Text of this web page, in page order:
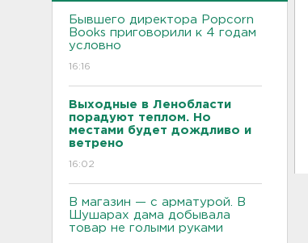
Бывшего директора Popcorn
Books приговорили к 4 годам
условно
16:16
Выходные в Ленобласти
порадуют теплом. Но
местами будет дождливо и
ветрено
16:02
В магазин — с арматурой. В
Шушарах дама добывала
товар не голыми руками